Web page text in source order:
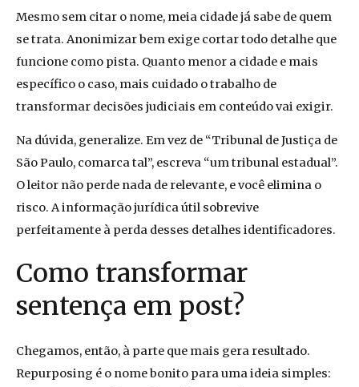
Mesmo sem citar o nome, meia cidade já sabe de quem
se trata. Anonimizar bem exige cortar todo detalhe que
funcione como pista. Quanto menor a cidade e mais
específico o caso, mais cuidado o trabalho de
transformar decisões judiciais em conteúdo vai exigir.
Na dúvida, generalize. Em vez de “Tribunal de Justiça de
São Paulo, comarca tal”, escreva “um tribunal estadual”.
O leitor não perde nada de relevante, e você elimina o
risco. A informação jurídica útil sobrevive
perfeitamente à perda desses detalhes identificadores.
Como transformar
sentença em post?
Chegamos, então, à parte que mais gera resultado.
Repurposing é o nome bonito para uma ideia simples: